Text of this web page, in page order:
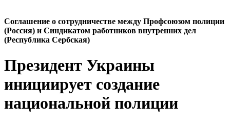
Cоглашение о сотрудничестве между Профсоюзом полиции
(Россия) и Синдикатом работников внутренних дел
(Республика Сербская)
Президент Украины
инициирует создание
национальной полиции